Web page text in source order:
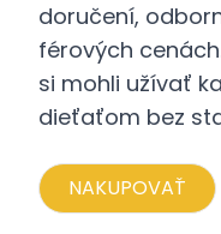
doručení,
férových
si mohli užívať
dieťaťom bez
NAKUPOVAŤ